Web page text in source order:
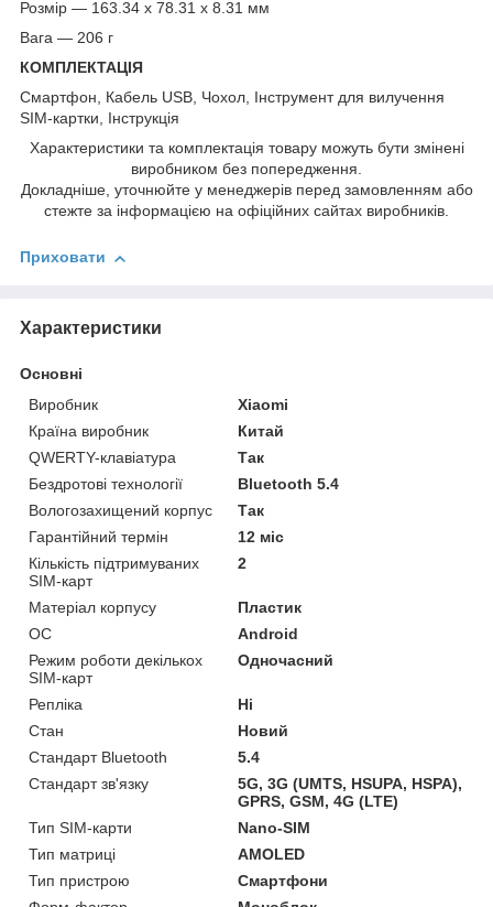
Розмір — 163.34 x 78.31 x 8.31 мм
Вага — 206 г
КОМПЛЕКТАЦІЯ
Смартфон, Кабель USB, Чохол, Інструмент для вилучення
SIM-картки, Інструкція
Характеристики та комплектація товару можуть бути змінені
виробником без попередження.
Докладніше, уточнюйте у менеджерів перед замовленням або
стежте за інформацією на офіційних сайтах виробників.
Приховати
Характеристики
Основні
Виробник
Xiaomi
Країна виробник
Китай
QWERTY-клавіатура
Так
Бездротові технології
Bluetooth 5.4
Вологозахищений корпус
Так
Гарантійний термін
12 міс
Кількість підтримуваних
SIM-карт
2
Матеріал корпусу
Пластик
ОС
Android
Режим роботи декількох
SIM-карт
Одночасний
Репліка
Ні
Стан
Новий
Стандарт Bluetooth
5.4
Стандарт зв'язку
5G, 3G (UMTS, HSUPA, HSPA),
GPRS, GSM, 4G (LTE)
Тип SIM-карти
Nano-SIM
Тип матриці
AMOLED
Тип пристрою
Смартфони